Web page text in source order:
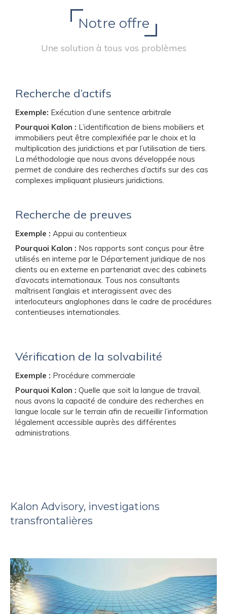
Notre offre
Une solution à tous vos problèmes
Recherche d’actifs
Exemple: Exécution d’une sentence arbitrale
Pourquoi Kalon : L’identification de biens mobiliers et
immobiliers peut être complexifiée par le choix et la
multiplication des juridictions et par l’utilisation de tiers.
La méthodologie que nous avons développée nous
permet de conduire des recherches d’actifs sur des cas
complexes impliquant plusieurs juridictions.
Recherche de preuves
Exemple : Appui au contentieux
Pourquoi Kalon : Nos rapports sont conçus pour être
utilisés en interne par le Département juridique de nos
clients ou en externe en partenariat avec des cabinets
d’avocats internationaux. Tous nos consultants
maîtrisent l’anglais et interagissent avec des
interlocuteurs anglophones dans le cadre de procédures
contentieuses internationales.
Vérification de la solvabilité
Exemple : Procédure commerciale
Pourquoi Kalon : Quelle que soit la langue de travail,
nous avons la capacité de conduire des recherches en
langue locale sur le terrain afin de recueillir l’information
légalement accessible auprès des différentes
administrations.
Kalon Advisory, investigations
transfrontalières